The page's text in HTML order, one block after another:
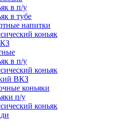
в п/у
в тубе
напитки
коньяк
в п/у
коньяк
ВКЗ
коньяки
п/у
коньяк